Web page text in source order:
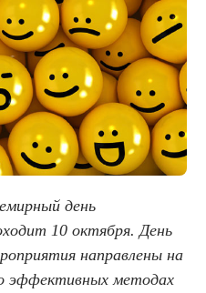
день
10 октября. День
направлены на
эффективных методах